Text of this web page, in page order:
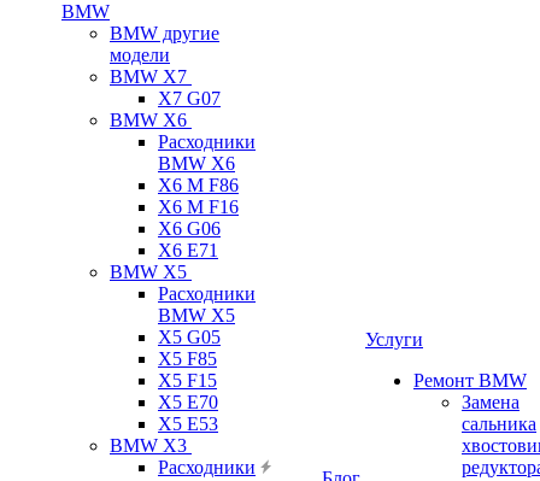
BMW
BMW другие
модели
BMW X7
X7 G07
BMW X6
Расходники
BMW X6
X6 M F86
X6 M F16
X6 G06
X6 E71
BMW X5
Расходники
BMW X5
X5 G05
X5 F85
X5 F15
X5 E70
X5 E53
BMW X3
Расходники
Услуги
Ремонт BMW
Замена
сальника